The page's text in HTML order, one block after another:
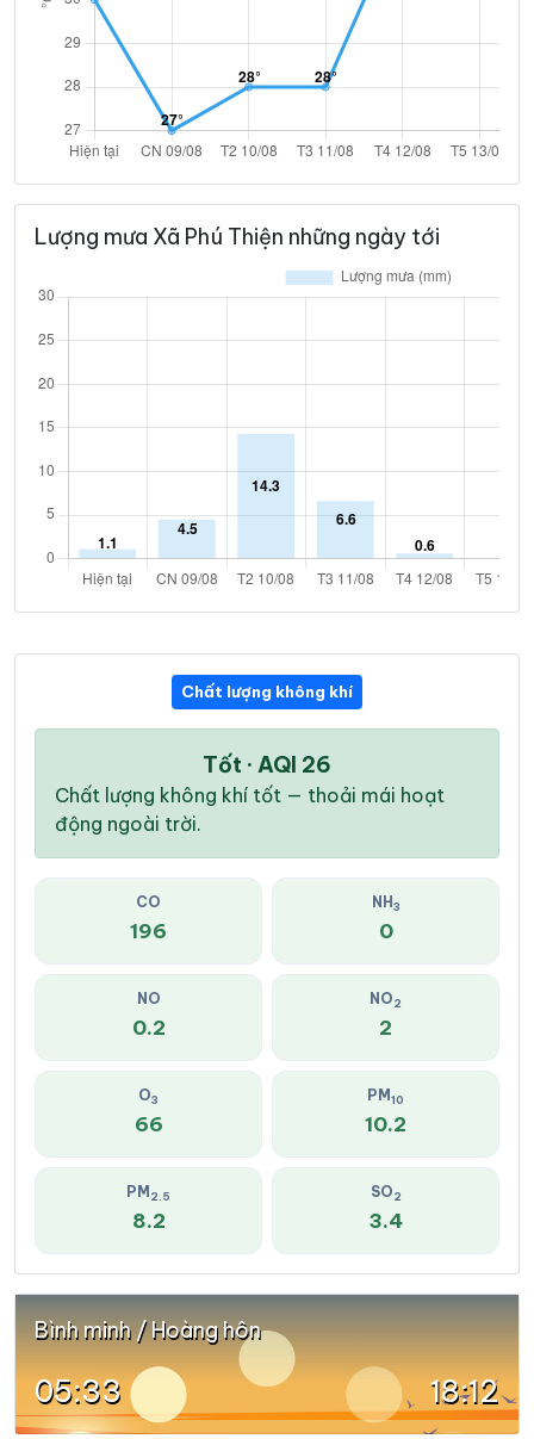
Lượng mưa Xã Phú Thiện những ngày tới
Chất lượng không khí
Tốt · AQI 26
Chất lượng không khí tốt — thoải mái hoạt
động ngoài trời.
CO
196
NH 3
0
NO
0.2
NO2
2
O3
66
PM 10
10.2
PM 2.5
8.2
SO2
3.4
Bình minh / Hoàng hôn
05:33 18:12